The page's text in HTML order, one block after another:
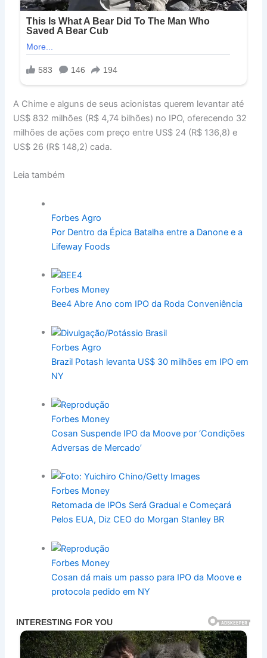
A Chime e alguns de seus acionistas querem levantar até
US$ 832 milhões (R$ 4,74 bilhões) no IPO, oferecendo 32
milhões de ações com preço entre US$ 24 (R$ 136,8) e
US$ 26 (R$ 148,2) cada.
Leia também
Forbes Agro
Por Dentro da Épica Batalha entre a Danone e a
Lifeway Foods
Forbes Money
Bee4 Abre Ano com IPO da Roda Conveniência
Forbes Agro
Brazil Potash levanta US$ 30 milhões em IPO em
NY
Forbes Money
Cosan Suspende IPO da Moove por ‘Condições
Adversas de Mercado’
Forbes Money
Retomada de IPOs Será Gradual e Começará
Pelos EUA, Diz CEO do Morgan Stanley BR
Forbes Money
Cosan dá mais um passo para IPO da Moove e
protocola pedido em NY